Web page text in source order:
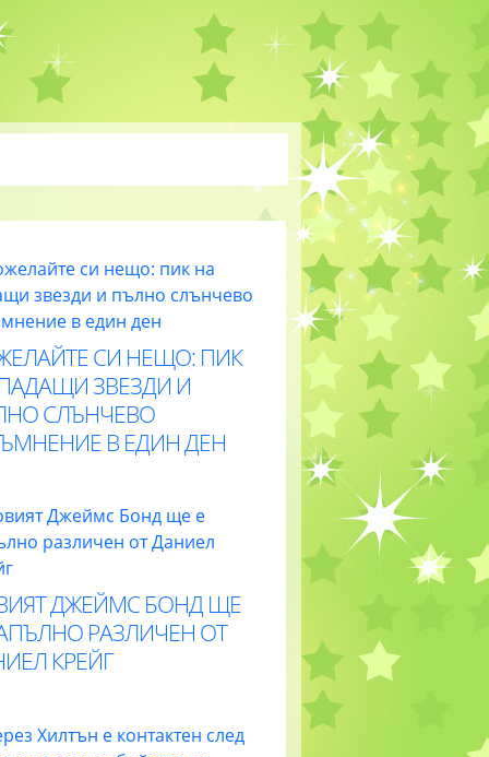
СИ НЕЩО: ПИК
ЗВЕЗДИ И
СЛЪНЧЕВО
В ЕДИН ДЕН
ДЖЕЙМС БОНД ЩЕ
РАЗЛИЧЕН ОТ
КРЕЙГ